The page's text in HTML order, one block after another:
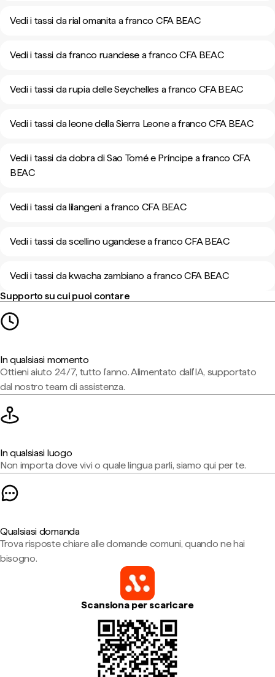
Vedi i tassi da rial omanita a franco CFA BEAC
Vedi i tassi da franco ruandese a franco CFA BEAC
Vedi i tassi da rupia delle Seychelles a franco CFA BEAC
Vedi i tassi da leone della Sierra Leone a franco CFA BEAC
Vedi i tassi da dobra di Sao Tomé e Príncipe a franco CFA
BEAC
Vedi i tassi da lilangeni a franco CFA BEAC
Vedi i tassi da scellino ugandese a franco CFA BEAC
Vedi i tassi da kwacha zambiano a franco CFA BEAC
Supporto su cui puoi contare
In qualsiasi momento
Ottieni aiuto 24/7, tutto l'anno. Alimentato dall'IA, supportato
dal nostro team di assistenza.
In qualsiasi luogo
Non importa dove vivi o quale lingua parli, siamo qui per te.
Qualsiasi domanda
Trova risposte chiare alle domande comuni, quando ne hai
bisogno.
Scansiona per scaricare